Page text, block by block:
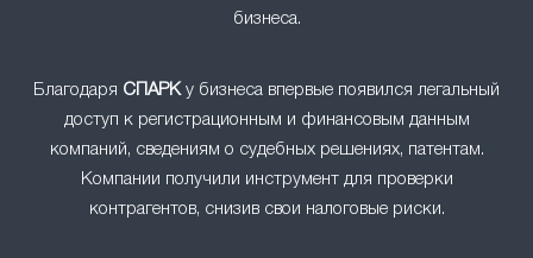
бизнеса.
Благодаря СПАРКу бизнеса впервые появился легальный
доступ к регистрационным и финансовым данным
компаний, сведениям о судебных решениях, патентам.
Компании получили инструмент для проверки
контрагентов, снизив свои налоговые риски.